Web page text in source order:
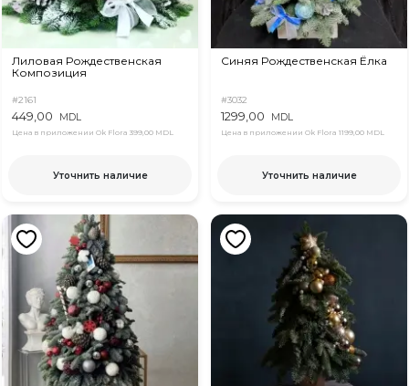
Лиловaя Рождественская
Композиция
#2161
449,00 MDL
Цена в приложении Ok Flora 399,00 MDL
Уточнить наличие
Синяя Рождественская Ёлка
#3032
1299,00 MDL
Цена в приложении Ok Flora 1199,00 MDL
Уточнить наличие